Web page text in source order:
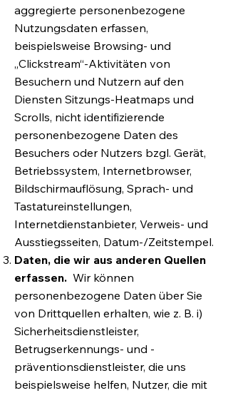
aggregierte personenbezogene
Nutzungsdaten erfassen,
beispielsweise Browsing- und
„Clickstream“-Aktivitäten von
Besuchern und Nutzern auf den
Diensten Sitzungs-Heatmaps und
Scrolls, nicht identifizierende
personenbezogene Daten des
Besuchers oder Nutzers bzgl. Gerät,
Betriebssystem, Internetbrowser,
Bildschirmauflösung, Sprach- und
Tastatureinstellungen,
Internetdienstanbieter, Verweis- und
Ausstiegsseiten, Datum-/Zeitstempel.
Daten, die wir aus anderen Quellen
erfassen. Wir können
personenbezogene Daten über Sie
von Drittquellen erhalten, wie z. B. i)
Sicherheitsdienstleister,
Betrugserkennungs- und -
präventionsdienstleister, die uns
beispielsweise helfen, Nutzer, die mit